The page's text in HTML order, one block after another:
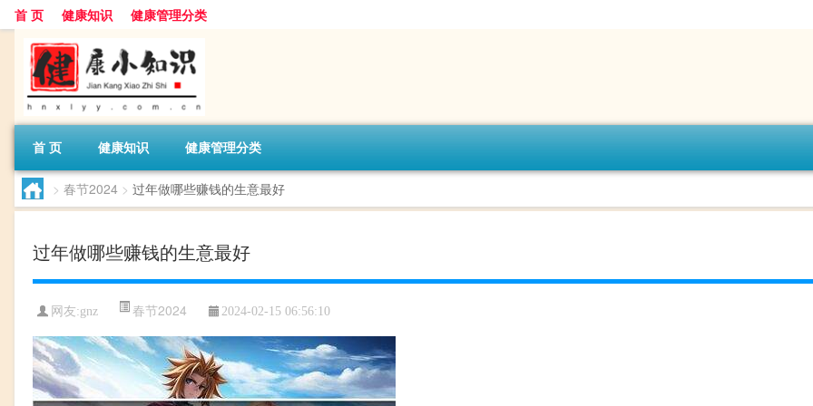
首 页 健康知识 健康管理分类
首 页 健康知识 健康管理分类
> 春节2024 > 过年做哪些赚钱的生意最好
过年做哪些赚钱的生意最好
网友:gnz 春节2024 2024-02-15 06:56:10